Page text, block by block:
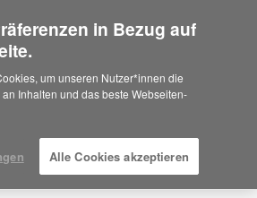
in United States?
you like to see Products we sell in
in Bezug auf
um unseren Nutzer*innen die
Inhalten und das beste Webseiten-
Alle Cookies akzeptieren